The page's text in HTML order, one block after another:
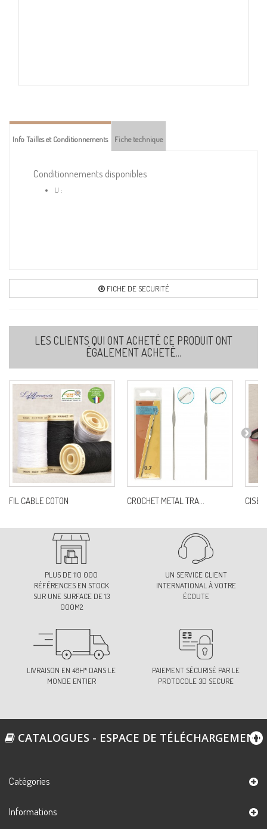
Info Tailles et Conditionnements Fiche technique
Conditionnements disponibles
U :
FICHE DE SECURITÉ
LES CLIENTS QUI ONT ACHETÉ CE PRODUIT ONT
ÉGALEMENT ACHETÉ...
FIL CABLE COTON CROCHET METAL TRA...
PLUS DE 110 000
RÉFÉRENCES EN STOCK
SUR UNE SURFACE DE 13
000M2
UN SERVICE CLIENT
INTERNATIONAL À VOTRE
ÉCOUTE
LIVRAISON EN 48H* DANS LE
MONDE ENTIER
PAIEMENT SÉCURISÉ PAR LE
PROTOCOLE 3D SECURE
CATALOGUES - ESPACE DE TÉLÉCHARGEMENT
Catégories
Informations